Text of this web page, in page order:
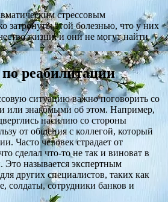
стрессовым
затронуты этой болезнью, что у них
жизни, и они не могут найти
реабилитации
ситуацию важно поговорить со
или знакомыми об этом. Например,
насилию со стороны
от общения с коллегой, который
Часто человек страдает от
сделал что-то не так и виноват в
называется экспертным
других специалистов, таких как
солдаты, сотрудники банков и